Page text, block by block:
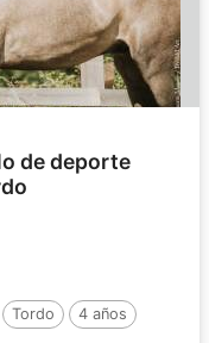
de deporte
Tordo
4 años